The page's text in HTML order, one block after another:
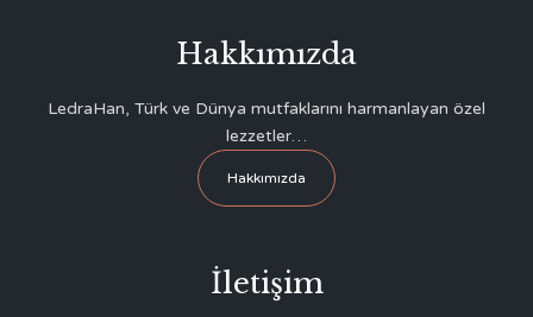
Hakkımızda
LedraHan, Türk ve Dünya mutfaklarını harmanlayan özel
lezzetler…
Hakkımızda
İletişim